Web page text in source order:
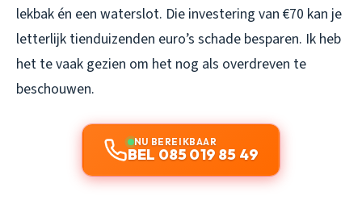
lekbak én een waterslot. Die investering van €70 kan je
letterlijk tienduizenden euro’s schade besparen. Ik heb
het te vaak gezien om het nog als overdreven te
beschouwen.
NU BEREIKBAAR
BEL 085 019 85 49